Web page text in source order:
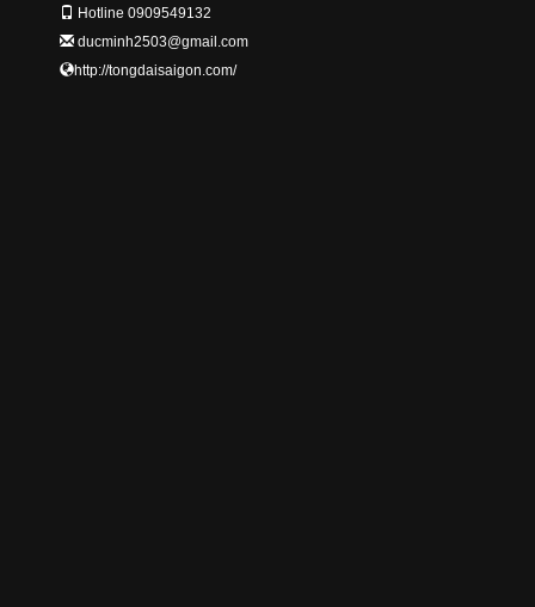
Hotline 0909549132
ducminh2503@gmail.com
http://tongdaisaigon.com/